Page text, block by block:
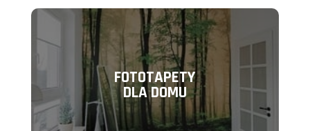
FOTOTAPETY
DLA DOMU